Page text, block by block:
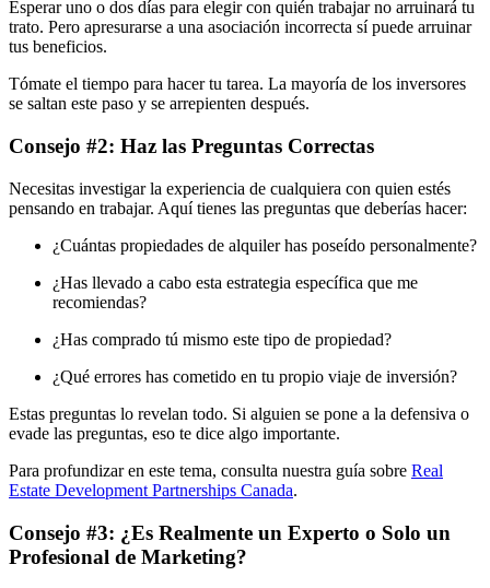
Esperar uno o dos días para elegir con quién trabajar no arruinará tu
trato. Pero apresurarse a una asociación incorrecta sí puede arruinar
tus beneficios.
Tómate el tiempo para hacer tu tarea. La mayoría de los inversores
se saltan este paso y se arrepienten después.
Consejo #2: Haz las Preguntas Correctas
Necesitas investigar la experiencia de cualquiera con quien estés
pensando en trabajar. Aquí tienes las preguntas que deberías hacer:
¿Cuántas propiedades de alquiler has poseído personalmente?
¿Has llevado a cabo esta estrategia específica que me
recomiendas?
¿Has comprado tú mismo este tipo de propiedad?
¿Qué errores has cometido en tu propio viaje de inversión?
Estas preguntas lo revelan todo. Si alguien se pone a la defensiva o
evade las preguntas, eso te dice algo importante.
Para profundizar en este tema, consulta nuestra guía sobre Real
Estate Development Partnerships Canada.
Consejo #3: ¿Es Realmente un Experto o Solo un
Profesional de Marketing?